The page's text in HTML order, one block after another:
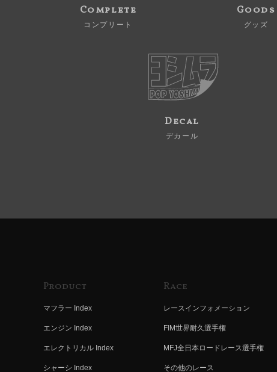
Complete
コンプリート
Goods
グッズ
Decal
デカール
Product
マフラー Index
エンジン Index
エレクトリカル Index
シャーシ Index
Race
レースインフォメーション
FIM世界耐久選手権
MFJ全日本ロードレース選手権
その他のレース